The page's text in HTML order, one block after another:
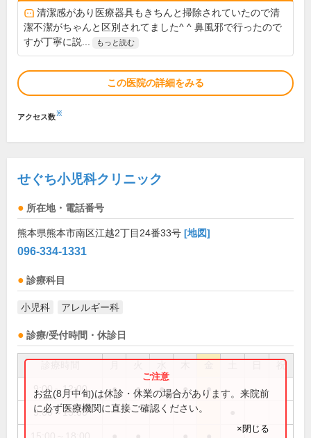
清潔感があり医療器具もきちんと掃除されていたので清
潔不潔がちゃんと区別されてました^ ^ 鼻風邪で行ったので
すが丁寧に説...
もっと読む
この医院の詳細をみる
アクセス数※
せぐち小児科クリニック
所在地・電話番号
熊本県熊本市南区江越2丁目24番33号 [地図]
096-334-1331
診療科目
小児科 アレルギー科
診療/受付時間・休診日
祝
9:00～12:00 ● ● ● ● ●
9:00～13:00
お盆(8月中旬)は休診・休業の場合があります。来院前
に必ず医療機関に直接ご確認ください。
×閉じる